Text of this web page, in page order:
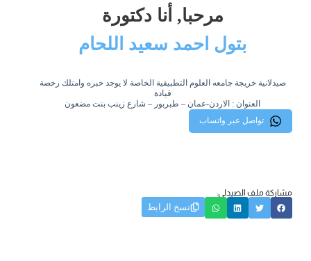
مرحبا, أنا دكتورة
بتول احمد سعيد اللحام
صيدلانية خريجة جامعه العلوم التطبيقية الخاصة لا يوجد خبره وامتلك رخصة
قيادة
العنوان : الاردن-عمان – طبربور – شارع زينب بنت مضعون
تواصل عبر واتساب
مشاركة ملف الصيدلي:
نسخ الرابط